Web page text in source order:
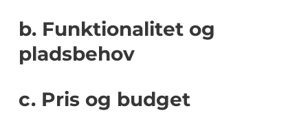
b. Funktionalitet og
pladsbehov
c. Pris og budget